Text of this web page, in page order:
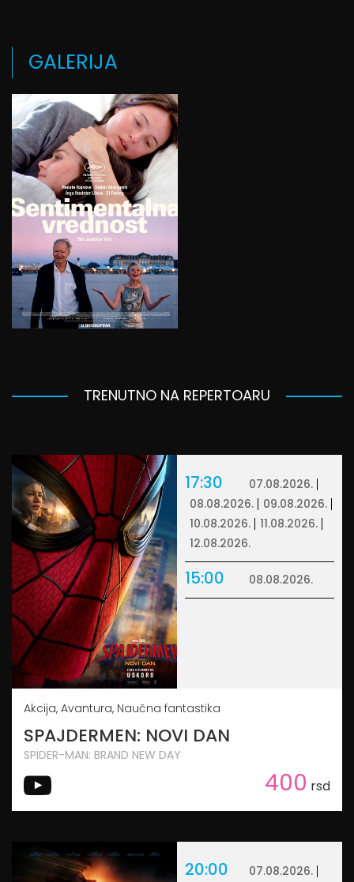
GALERIJA
TRENUTNO NA REPERTOARU
17:30
07.08.2026.
08.08.2026.
09.08.2026.
10.08.2026.
11.08.2026.
12.08.2026.
15:00 08.08.2026.
Akcija, Avantura, Naučna fantastika
SPAJDERMEN: NOVI DAN
SPIDER-MAN: BRAND NEW DAY
400 rsd
20:00 07.08.2026.